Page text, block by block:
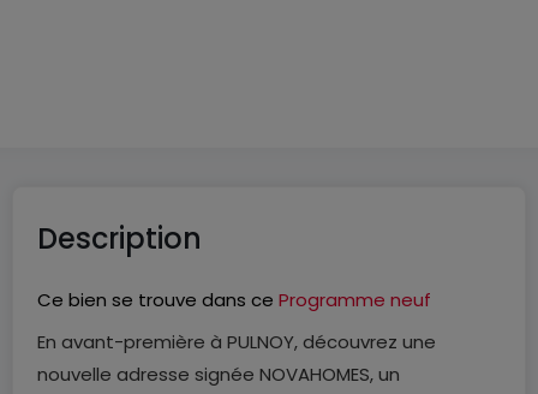
Description
Ce bien se trouve dans ce Programme neuf
En avant-première à PULNOY, découvrez une
nouvelle adresse signée NOVAHOMES, un